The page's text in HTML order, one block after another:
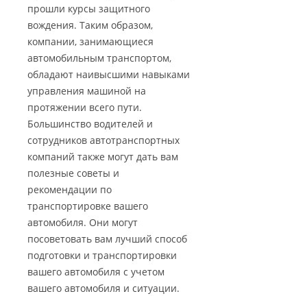
прошли курсы защитного
вождения. Таким образом,
компании, занимающиеся
автомобильным транспортом,
обладают наивысшими навыками
управления машиной на
протяжении всего пути.
Большинство водителей и
сотрудников автотранспортных
компаний также могут дать вам
полезные советы и
рекомендации по
транспортировке вашего
автомобиля. Они могут
посоветовать вам лучший способ
подготовки и транспортировки
вашего автомобиля с учетом
вашего автомобиля и ситуации.